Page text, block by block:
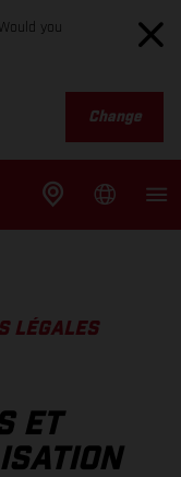
you
Change
LÉGALES
ET